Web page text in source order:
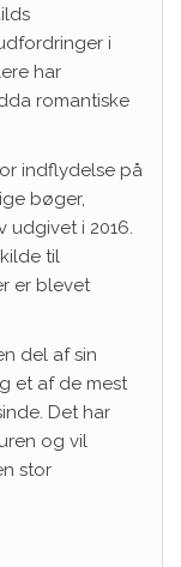
i
har
romantiske
indflydelse på
bøger,
udgivet i 2016.
til
er blevet
del af sin
et af de mest
Det har
og vil
stor